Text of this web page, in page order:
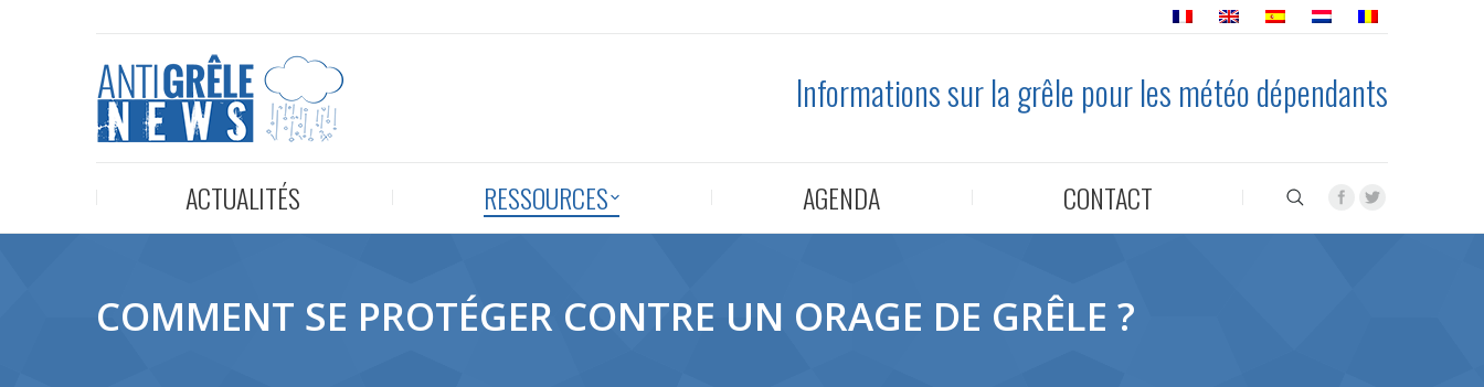
Informations sur la grêle pour les météo dépendants
ACTUALITÉS RESSOURCES AGENDA CONTACT
COMMENT SE PROTÉGER CONTRE UN ORAGE DE GRÊLE ?